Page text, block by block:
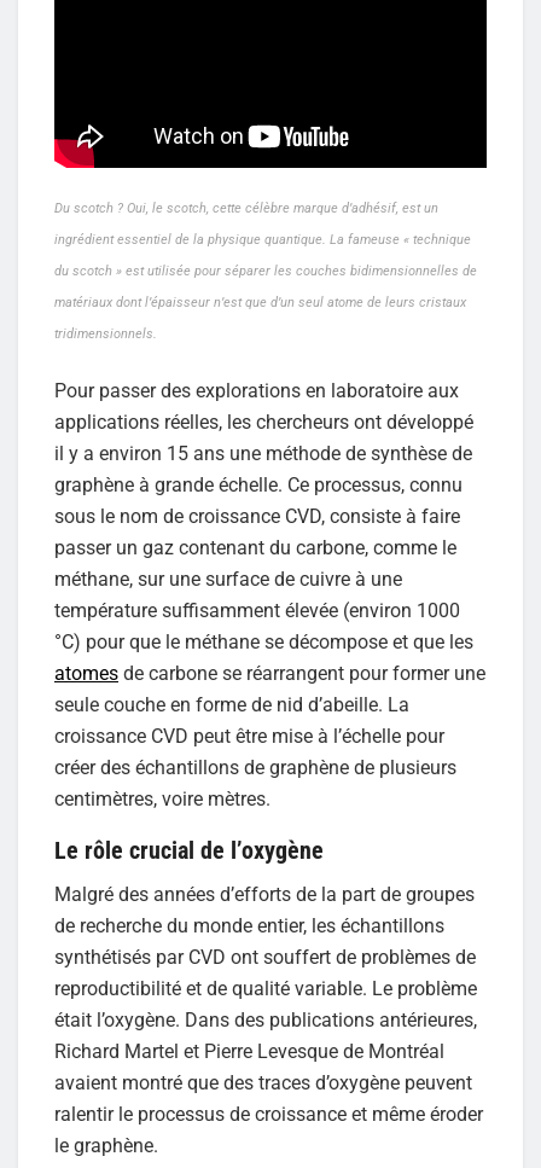
Du scotch ? Oui, le scotch, cette célèbre marque d’adhésif, est un
ingrédient essentiel de la physique quantique. La fameuse « technique
du scotch » est utilisée pour séparer les couches bidimensionnelles de
matériaux dont l’épaisseur n’est que d’un seul atome de leurs cristaux
tridimensionnels.
Pour passer des explorations en laboratoire aux
applications réelles, les chercheurs ont développé
il y a environ 15 ans une méthode de synthèse de
graphène à grande échelle. Ce processus, connu
sous le nom de croissance CVD, consiste à faire
passer un gaz contenant du carbone, comme le
méthane, sur une surface de cuivre à une
température suffisamment élevée (environ 1000
°C) pour que le méthane se décompose et que les
atomes de carbone se réarrangent pour former une
seule couche en forme de nid d’abeille. La
croissance CVD peut être mise à l’échelle pour
créer des échantillons de graphène de plusieurs
centimètres, voire mètres.
Le rôle crucial de l’oxygène
Malgré des années d’efforts de la part de groupes
de recherche du monde entier, les échantillons
synthétisés par CVD ont souffert de problèmes de
reproductibilité et de qualité variable. Le problème
était l’oxygène. Dans des publications antérieures,
Richard Martel et Pierre Levesque de Montréal
avaient montré que des traces d’oxygène peuvent
ralentir le processus de croissance et même éroder
le graphène.